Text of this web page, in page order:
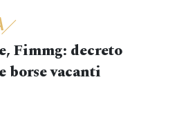
Fimmg: decreto
borse vacanti